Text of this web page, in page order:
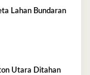
Lahan Bundaran
Utara Ditahan